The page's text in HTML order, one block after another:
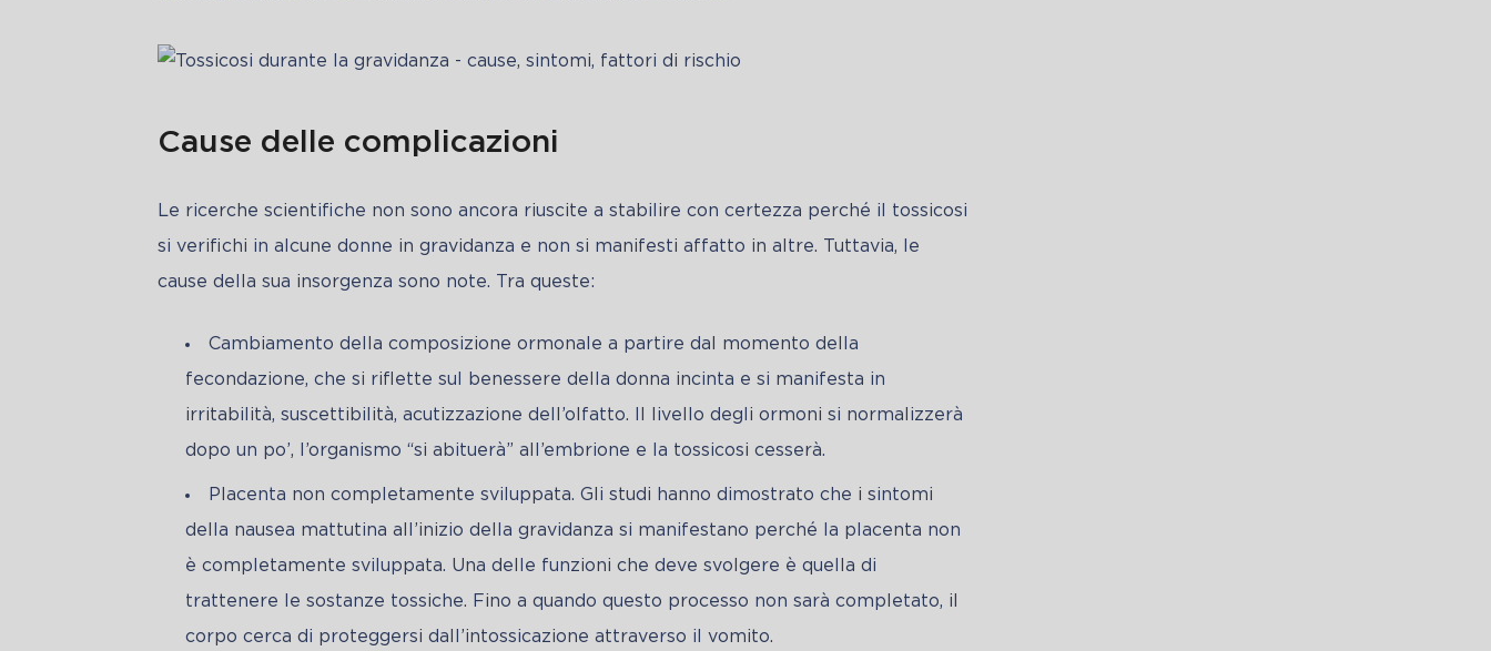
Cause delle complicazioni
Le ricerche scientifiche non sono ancora riuscite a stabilire con certezza perché il tossicosi
si verifichi in alcune donne in gravidanza e non si manifesti affatto in altre. Tuttavia, le
cause della sua insorgenza sono note. Tra queste:
Cambiamento della composizione ormonale a partire dal momento della
fecondazione, che si riflette sul benessere della donna incinta e si manifesta in
irritabilità, suscettibilità, acutizzazione dell’olfatto. Il livello degli ormoni si normalizzerà
dopo un po’, l’organismo “si abituerà” all’embrione e la tossicosi cesserà.
Placenta non completamente sviluppata. Gli studi hanno dimostrato che i sintomi
della nausea mattutina all’inizio della gravidanza si manifestano perché la placenta non
è completamente sviluppata. Una delle funzioni che deve svolgere è quella di
trattenere le sostanze tossiche. Fino a quando questo processo non sarà completato, il
corpo cerca di proteggersi dall’intossicazione attraverso il vomito.